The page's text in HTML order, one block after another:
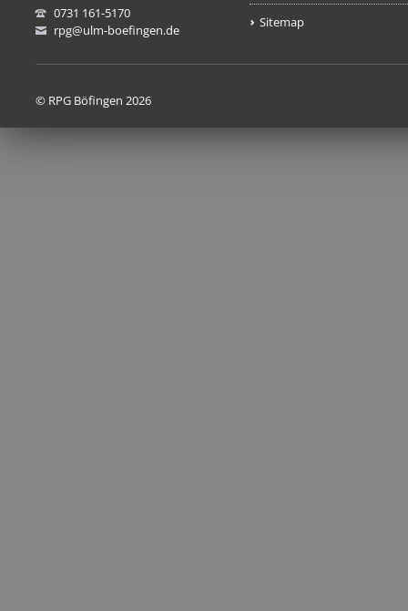
0731 161-5170
rpg@ulm-boefingen.de
Sitemap
© RPG Böfingen 2026